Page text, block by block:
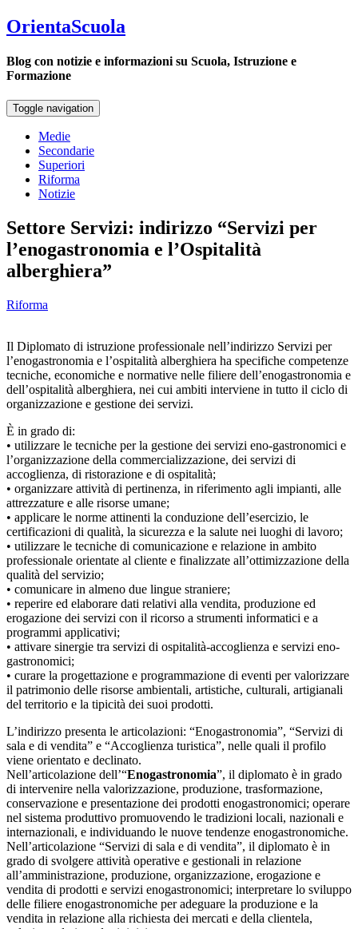
OrientaScuola
Blog con notizie e informazioni su Scuola, Istruzione e
Formazione
Toggle navigation
Medie
Secondarie
Superiori
Riforma
Notizie
Settore Servizi: indirizzo “Servizi per
l’enogastronomia e l’Ospitalità
alberghiera”
Riforma
Il Diplomato di istruzione professionale nell’indirizzo Servizi per
l’enogastronomia e l’ospitalità alberghiera ha specifiche competenze
tecniche, economiche e normative nelle filiere dell’enogastronomia e
dell’ospitalità alberghiera, nei cui ambiti interviene in tutto il ciclo di
organizzazione e gestione dei servizi.
È in grado di:
• utilizzare le tecniche per la gestione dei servizi eno-gastronomici e
l’organizzazione della commercializzazione, dei servizi di
accoglienza, di ristorazione e di ospitalità;
• organizzare attività di pertinenza, in riferimento agli impianti, alle
attrezzature e alle risorse umane;
• applicare le norme attinenti la conduzione dell’esercizio, le
certificazioni di qualità, la sicurezza e la salute nei luoghi di lavoro;
• utilizzare le tecniche di comunicazione e relazione in ambito
professionale orientate al cliente e finalizzate all’ottimizzazione della
qualità del servizio;
• comunicare in almeno due lingue straniere;
• reperire ed elaborare dati relativi alla vendita, produzione ed
erogazione dei servizi con il ricorso a strumenti informatici e a
programmi applicativi;
• attivare sinergie tra servizi di ospitalità-accoglienza e servizi eno-
gastronomici;
• curare la progettazione e programmazione di eventi per valorizzare
il patrimonio delle risorse ambientali, artistiche, culturali, artigianali
del territorio e la tipicità dei suoi prodotti.
L’indirizzo presenta le articolazioni: “Enogastronomia”, “Servizi di
sala e di vendita” e “Accoglienza turistica”, nelle quali il profilo
viene orientato e declinato.
Nell’articolazione dell’“Enogastronomia”, il diplomato è in grado
di intervenire nella valorizzazione, produzione, trasformazione,
conservazione e presentazione dei prodotti enogastronomici; operare
nel sistema produttivo promuovendo le tradizioni locali, nazionali e
internazionali, e individuando le nuove tendenze enogastronomiche.
Nell’articolazione “Servizi di sala e di vendita”, il diplomato è in
grado di svolgere attività operative e gestionali in relazione
all’amministrazione, produzione, organizzazione, erogazione e
vendita di prodotti e servizi enogastronomici; interpretare lo sviluppo
delle filiere enogastronomiche per adeguare la produzione e la
vendita in relazione alla richiesta dei mercati e della clientela,